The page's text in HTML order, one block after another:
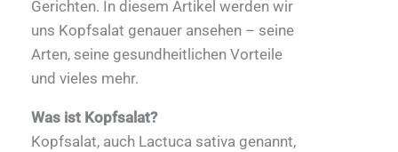
Gerichten. In diesem Artikel werden wir
uns Kopfsalat genauer ansehen – seine
Arten, seine gesundheitlichen Vorteile
und vieles mehr.
Was ist Kopfsalat?
Kopfsalat, auch Lactuca sativa genannt,